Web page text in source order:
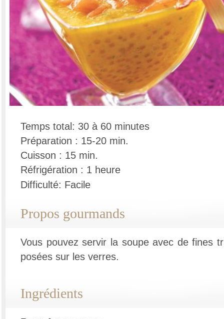
Temps total: 30 à 60 minutes
Préparation : 15-20 min.
Cuisson : 15 min.
Réfrigération : 1 heure
Difficulté: Facile
Propos gourmands
Vous pouvez servir la soupe avec de fines
posées sur les verres.
Ingrédients